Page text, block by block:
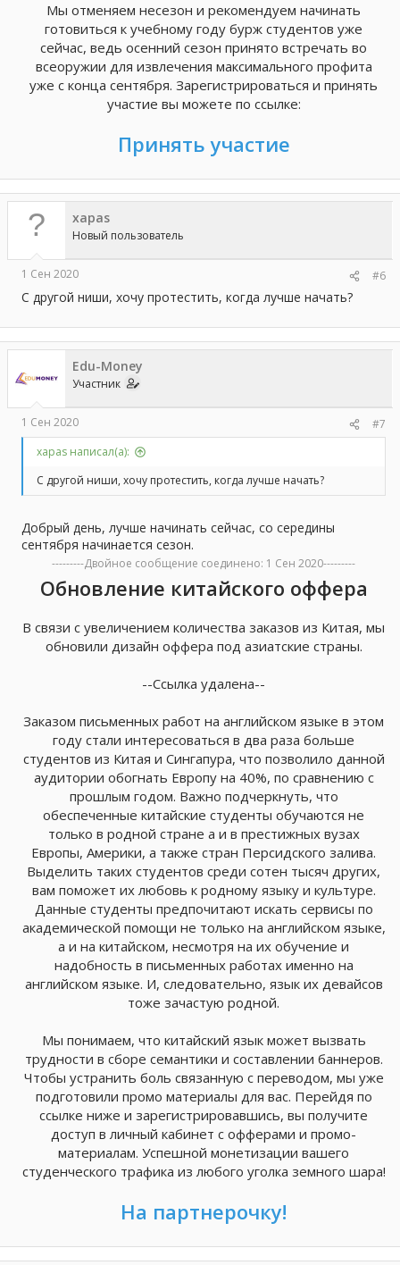
Мы отменяем несезон и рекомендуем начинать
готовиться к учебному году бурж студентов уже
сейчас, ведь осенний сезон принято встречать во
всеоружии для извлечения максимального профита
уже с конца сентября. Зарегистрироваться и принять
участие вы можете по ссылке:
Принять участие
xapas
Новый пользователь
1 Сен 2020 #6
С другой ниши, хочу протестить, когда лучше начать?
Edu-Money
Участник
1 Сен 2020
#7
xapas написал(а):
С другой ниши, хочу протестить, когда лучше начать?
Добрый день, лучше начинать сейчас, со середины
сентября начинается сезон.
---------Двойное сообщение соединено: 1 Сен 2020---------
Обновление китайского оффера
В связи с увеличением количества заказов из Китая, мы
обновили дизайн оффера под азиатские страны.
--Ссылка удалена--
Заказом письменных работ на английском языке в этом
году стали интересоваться в два раза больше
студентов из Китая и Сингапура, что позволило данной
аудитории обогнать Европу на 40%, по сравнению с
прошлым годом. Важно подчеркнуть, что
обеспеченные китайские студенты обучаются не
только в родной стране а и в престижных вузах
Европы, Америки, а также стран Персидского залива.
Выделить таких студентов среди сотен тысяч других,
вам поможет их любовь к родному языку и культуре.
Данные студенты предпочитают искать сервисы по
академической помощи не только на английском языке,
а и на китайском, несмотря на их обучение и
надобность в письменных работах именно на
английском языке. И, следовательно, язык их девайсов
тоже зачастую родной.
Мы понимаем, что китайский язык может вызвать
трудности в сборе семантики и составлении баннеров.
Чтобы устранить боль связанную с переводом, мы уже
подготовили промо материалы для вас. Перейдя по
ссылке ниже и зарегистрировавшись, вы получите
доступ в личный кабинет с офферами и промо-
материалам. Успешной монетизации вашего
студенческого трафика из любого уголка земного шара!
На партнерочку!